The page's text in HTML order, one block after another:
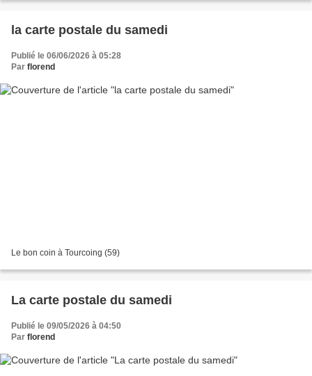
la carte postale du samedi
Publié le 06/06/2026 à 05:28
Par florend
Le bon coin à Tourcoing (59)
La carte postale du samedi
Publié le 09/05/2026 à 04:50
Par florend